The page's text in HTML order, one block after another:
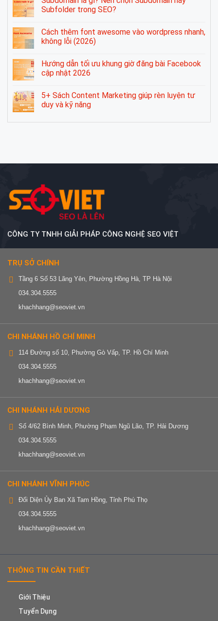
Subfolder trong SEO?
Cách thêm font awesome vào wordpress nhanh,
không lỗi (2026)
Hướng dẫn tối ưu khung giờ đăng bài Facebook
cập nhật 2026
5+ Sách Content Marketing giúp rèn luyện tư
duy và kỹ năng
CÔNG TY TNHH GIẢI PHÁP CÔNG NGHỆ SEO VIỆT
TRỤ SỞ CHÍNH
Tầng 6 Số 53 Lãng Yên, Phường Hồng Hà, TP Hà Nội
034.304.5555
khachhang@seoviet.vn
CHI NHÁNH HỒ CHÍ MINH
114 Đường số 10, Phường Gò Vấp, TP. Hồ Chí Minh
034.304.5555
khachhang@seoviet.vn
CHI NHÁNH HẢI DƯƠNG
Số 4/62 Bình Minh, Phường Phạm Ngũ Lão, TP. Hải Dương
034.304.5555
khachhang@seoviet.vn
CHI NHÁNH VĨNH PHÚC
Đối Diện Ủy Ban Xã Tam Hồng, Tỉnh Phú Thọ
034.304.5555
khachhang@seoviet.vn
THÔNG TIN CẦN THIẾT
Giới Thiệu
Tuyển Dụng